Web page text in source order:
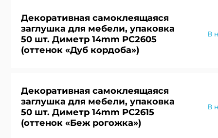
Декоративная самоклеящаяся
заглушка для мебели, упаковка
50 шт. Диметр 14mm PC2605
(оттенок «Дуб кордоба»)
В
Декоративная самоклеящаяся
заглушка для мебели, упаковка
50 шт. Диметр 14mm PC2615
(оттенок «Беж рогожка»)
В
Мы
Мы вышлем
Заполните